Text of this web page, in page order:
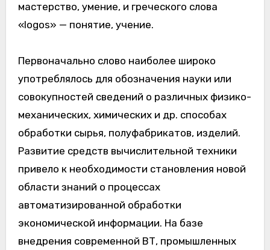
мастерство, умение, и греческого слова
«logos» — понятие, учение.
Первоначально слово наиболее широко
употреблялось для обозначения науки или
совокупностей сведений о различных физико-
механических, химических и др. способах
обработки сырья, полуфабрикатов, изделий.
Развитие средств вычислительной техники
привело к необходимости становления новой
области знаний о процессах
автоматизированной обработки
экономической информации. На базе
внедрения современной ВТ, промышленных